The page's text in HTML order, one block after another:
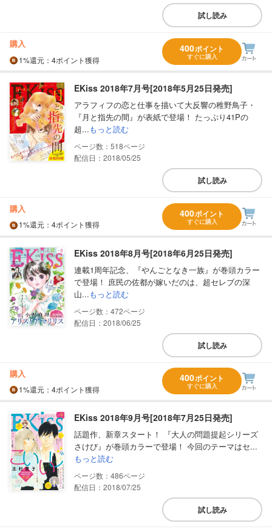
試し読み
購入
1%還元 ：4ポイント獲得
400ポイント
すぐに購入
EKiss 2018年7月号[2018年5月25日発売]
アラフィフの恋と仕事を描いて大反響の稚野鳥子・
『月と指先の間』が表紙で登場！ たっぷり41Pの
超...もっと読む
518
配信日：2018/05/25
試し読み
購入
1%還元 ：4ポイント獲得
400ポイント
すぐに購入
EKiss 2018年8月号[2018年6月25日発売]
連載1周年記念、『やんごとなき一族』が巻頭カラー
で登場！ 庶民の佐都が嫁いだのは、超セレブの深
山...もっと読む
472
配信日：2018/06/25
試し読み
購入
1%還元 ：4ポイント獲得
400ポイント
すぐに購入
EKiss 2018年9月号[2018年7月25日発売]
話題作、新章スタート！ 『大人の問題提起シリーズ
さけび』が巻頭カラーで登場！ 今回のテーマはセ...
もっと読む
486
配信日：2018/07/25
試し読み